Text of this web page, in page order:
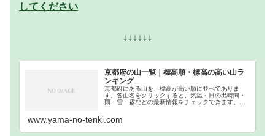
してください
↓↓↓↓↓↓
京都府の山一覧｜標高順・標高の高い山ラ
ンキング
京都府にある山を、標高が高い順に並べてありま
す。各山名をクリックすると、気温・日の出時間・
雨・雪・霧などの最新情報をチェックできます。京
www.yama-no-tenki.com